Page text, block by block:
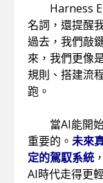
Harness
名詞，還提醒
過去，我們敲
來，我們更像
規則、搭建流
跑。
當AI能開
重要的。 未來
定的駕馭系統
AI時代走得更